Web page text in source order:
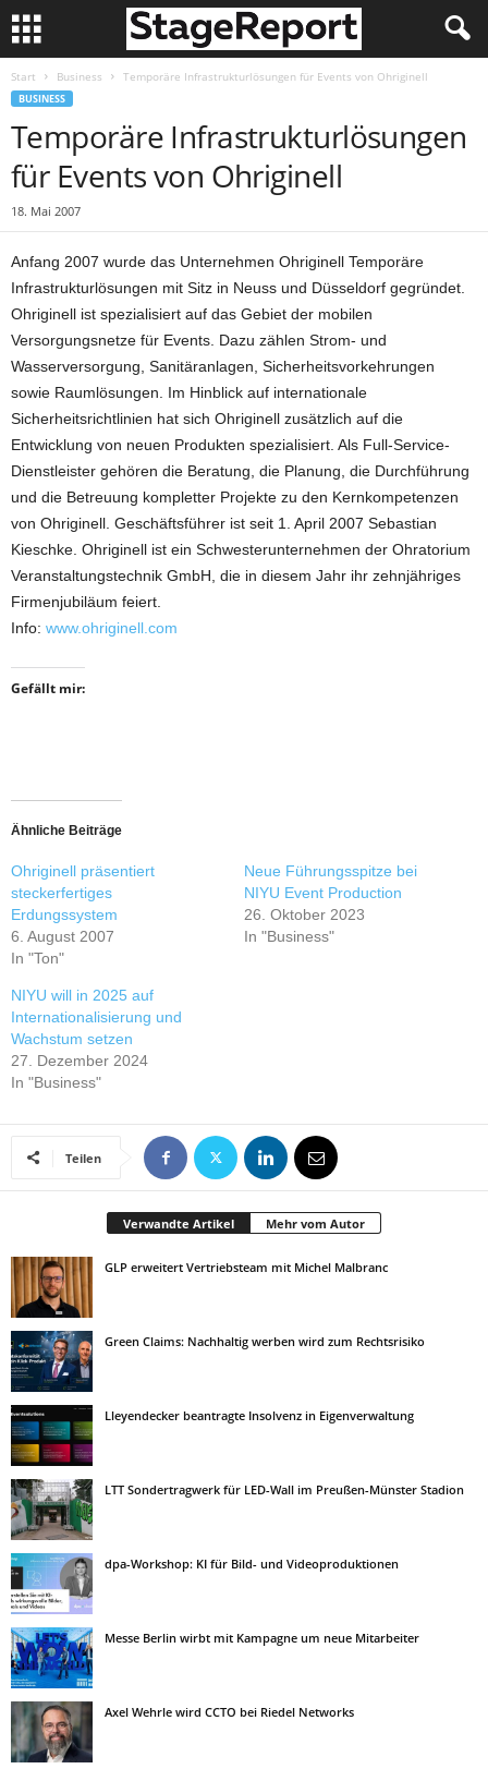
Start Business Temporäre Infrastrukturlösungen für Events von Ohriginell
BUSINESS
Temporäre Infrastrukturlösungen
für Events von Ohriginell
18. Mai 2007
Anfang 2007 wurde das Unternehmen Ohriginell Temporäre
Infrastrukturlösungen mit Sitz in Neuss und Düsseldorf gegründet.
Ohriginell ist spezialisiert auf das Gebiet der mobilen
Versorgungsnetze für Events. Dazu zählen Strom- und
Wasserversorgung, Sanitäranlagen, Sicherheitsvorkehrungen
sowie Raumlösungen. Im Hinblick auf internationale
Sicherheitsrichtlinien hat sich Ohriginell zusätzlich auf die
Entwicklung von neuen Produkten spezialisiert. Als Full-Service-
Dienstleister gehören die Beratung, die Planung, die Durchführung
und die Betreuung kompletter Projekte zu den Kernkompetenzen
von Ohriginell. Geschäftsführer ist seit 1. April 2007 Sebastian
Kieschke. Ohriginell ist ein Schwesterunternehmen der Ohratorium
Veranstaltungstechnik GmbH, die in diesem Jahr ihr zehnjähriges
Firmenjubiläum feiert.
Info: www.ohriginell.com
Gefällt mir:
Ähnliche Beiträge
Ohriginell präsentiert
steckerfertiges
Erdungssystem
6. August 2007
In "Ton"
Neue Führungsspitze bei
NIYU Event Production
26. Oktober 2023
In "Business"
NIYU will in 2025 auf
Internationalisierung und
Wachstum setzen
27. Dezember 2024
In "Business"
Teilen
Verwandte Artikel Mehr vom Autor
GLP erweitert Vertriebsteam mit Michel Malbranc
Green Claims: Nachhaltig werben wird zum Rechtsrisiko
Lleyendecker beantragte Insolvenz in Eigenverwaltung
LTT Sondertragwerk für LED-Wall im Preußen-Münster Stadion
dpa-Workshop: KI für Bild- und Videoproduktionen
Messe Berlin wirbt mit Kampagne um neue Mitarbeiter
Axel Wehrle wird CCTO bei Riedel Networks